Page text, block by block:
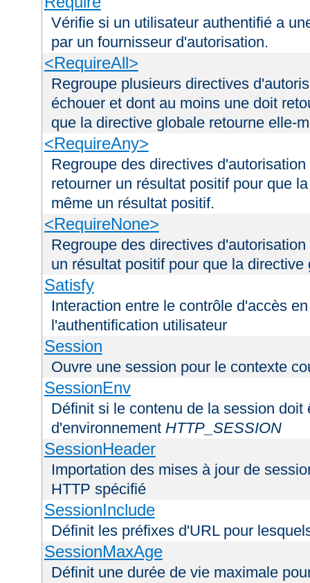
Vérifie si un utilisateur authentifié a
par un fournisseur d'autorisation.
<RequireAll>
Regroupe plusieurs directives
échouer et dont au moins une doit
que la directive globale retourne elle-
<RequireAny>
Regroupe des directives
retourner un résultat positif pour que
même un résultat positif.
<RequireNone>
Regroupe des directives
un résultat positif pour que la
Satisfy
Interaction entre le contrôle d'accès
l'authentification utilisateur
Session
Ouvre une session pour le contexte
SessionEnv
Définit si le contenu de la session
d'environnement HTTP_SESSION
SessionHeader
Importation des mises à jour de
HTTP spécifié
SessionInclude
Définit les préfixes d'URL pour
SessionMaxAge
Définit une durée de vie maximale